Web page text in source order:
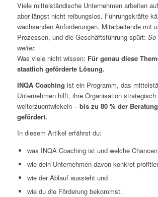
Viele mittelständische Unternehmen arbeiten
aber längst nicht reibungslos. Führungskräfte
wachsenden Anforderungen, Mitarbeitende mit
Prozessen, und die Geschäftsführung spürt: So
weiter.
Was viele nicht wissen: Für genau diese
staatlich geförderte Lösung.
INQA Coaching ist ein Programm, das
Unternehmen hilft, ihre Organisation strategisch
weiterzuentwickeln –bis zu 80 % der
gefördert.
In diesem Artikel erfährst du:
was INQA Coaching ist und welche
wie dein Unternehmen davon konkret
wie der Ablauf aussieht und
wie du die Förderung bekommst.